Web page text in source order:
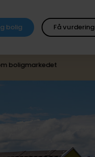
bolig Få vurdering
boligmarkedet